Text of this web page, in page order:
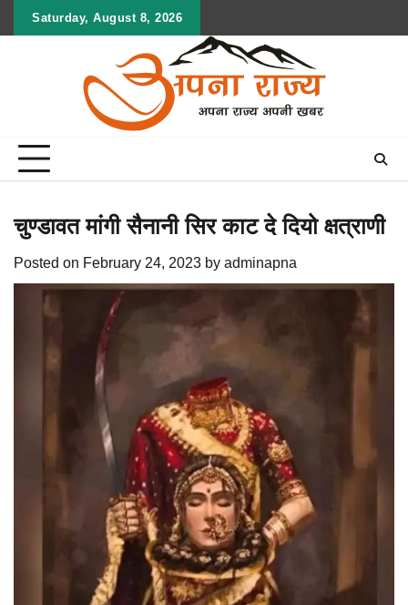
Saturday, August 8, 2026
चुण्डावत मांगी सैनानी सिर काट दे दियो क्षत्राणी
Posted on February 24, 2023 by adminapna